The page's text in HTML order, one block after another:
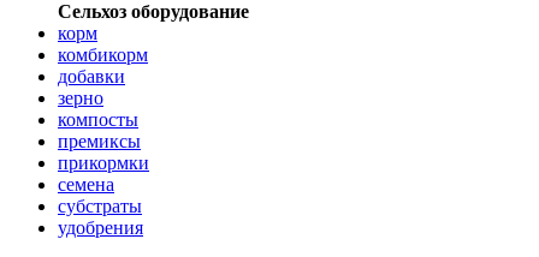
Сельхоз оборудование
корм
комбикорм
добавки
зерно
компосты
премиксы
прикормки
семена
субстраты
удобрения